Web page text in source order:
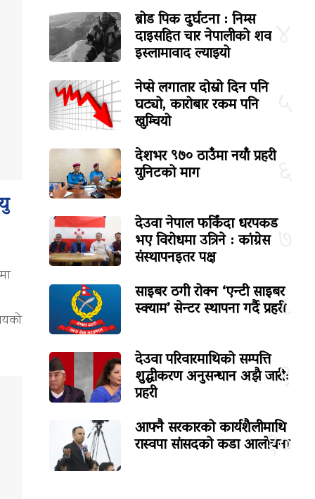
ब्रोड पिक दुर्घटना : निम्स
दाइसहित चार नेपालीको शव
इस्लामावाद ल्याइयो
नेप्से लगातार दोस्रो दिन पनि
घट्यो, कारोबार रकम पनि
खुम्चियो
देशभर ९७० ठाउँमा नयाँ प्रहरी
युनिटको माग
७
देउवा नेपाल फर्किंदा धरपकड
भए विरोधमा उत्रिने : कांग्रेस
संस्थापनइतर पक्ष
८
साइबर ठगी रोक्न ‘एन्टी साइबर
स्क्याम’ सेन्टर स्थापना गर्दै प्रहरी
९
देउवा परिवारमाथिको सम्पत्ति
शुद्धीकरण अनुसन्धान अझै जारी:
प्रहरी
१०
आफ्नै सरकारको कार्यशैलीमाथि
रास्वपा सांसदको कडा आलोचना